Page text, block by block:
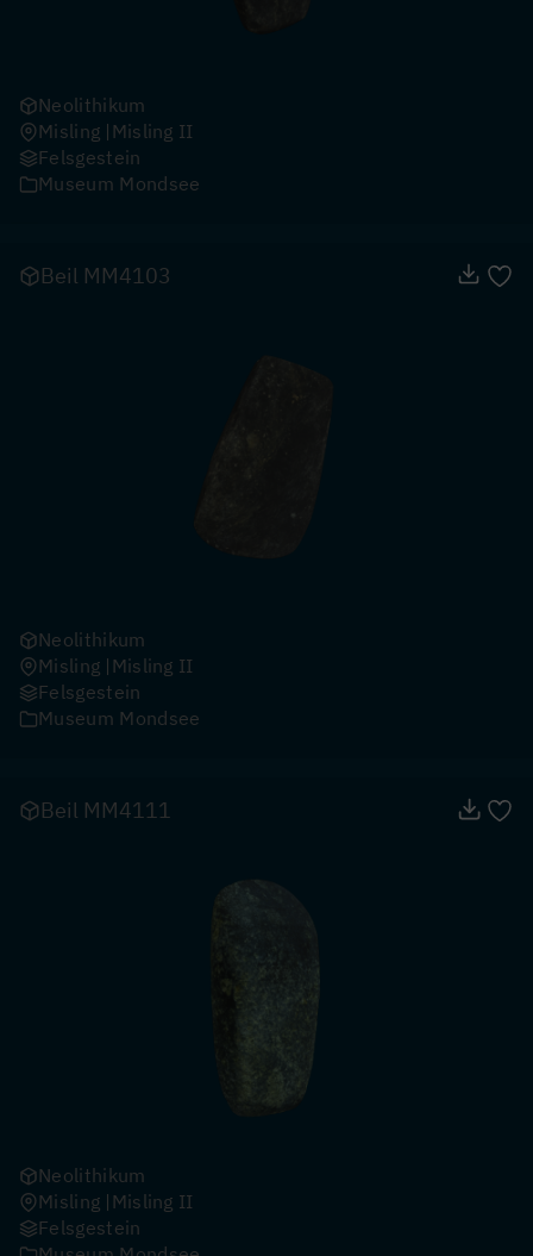
Neolithikum
Misling Misling II
Felsgestein
Museum Mondsee
Beil MM4103
Neolithikum
Misling Misling II
Felsgestein
Museum Mondsee
Beil MM4111
Neolithikum
Misling Misling II
Felsgestein